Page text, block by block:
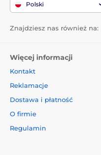
Polski
Znajdziesz nas również na:
Więcej informacji
Kontakt
Reklamacje
Dostawa i płatność
O firmie
Regulamin